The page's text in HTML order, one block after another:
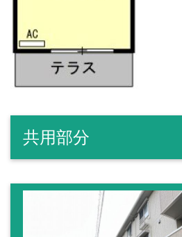
共用部分